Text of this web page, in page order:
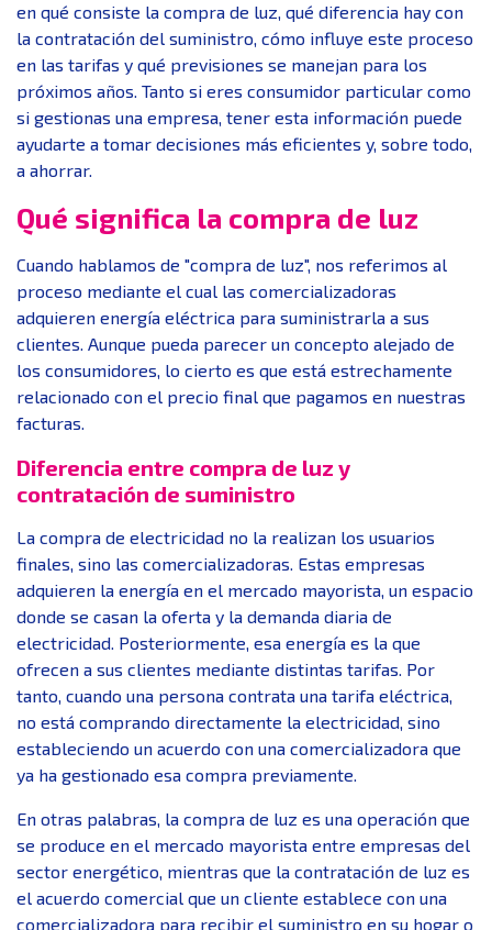
en qué consiste la compra de luz, qué diferencia hay con
la contratación del suministro, cómo influye este proceso
en las tarifas y qué previsiones se manejan para los
próximos años. Tanto si eres consumidor particular como
si gestionas una empresa, tener esta información puede
ayudarte a tomar decisiones más eficientes y, sobre todo,
a ahorrar.
Qué significa la compra de luz
Cuando hablamos de "compra de luz", nos referimos al
proceso mediante el cual las comercializadoras
adquieren energía eléctrica para suministrarla a sus
clientes. Aunque pueda parecer un concepto alejado de
los consumidores, lo cierto es que está estrechamente
relacionado con el precio final que pagamos en nuestras
facturas.
Diferencia entre compra de luz y
contratación de suministro
La compra de electricidad no la realizan los usuarios
finales, sino las comercializadoras. Estas empresas
adquieren la energía en el mercado mayorista, un espacio
donde se casan la oferta y la demanda diaria de
electricidad. Posteriormente, esa energía es la que
ofrecen a sus clientes mediante distintas tarifas. Por
tanto, cuando una persona contrata una tarifa eléctrica,
no está comprando directamente la electricidad, sino
estableciendo un acuerdo con una comercializadora que
ya ha gestionado esa compra previamente.
En otras palabras, la compra de luz es una operación que
se produce en el mercado mayorista entre empresas del
sector energético, mientras que la contratación de luz es
el acuerdo comercial que un cliente establece con una
comercializadora para recibir el suministro en su hogar o